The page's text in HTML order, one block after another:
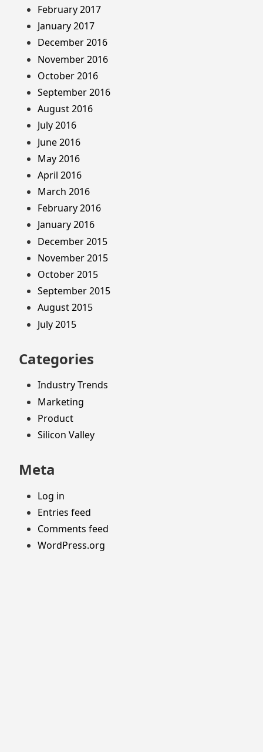
February 2017
January 2017
December 2016
November 2016
October 2016
September 2016
August 2016
July 2016
June 2016
May 2016
April 2016
March 2016
February 2016
January 2016
December 2015
November 2015
October 2015
September 2015
August 2015
July 2015
Categories
Industry Trends
Marketing
Product
Silicon Valley
Meta
Log in
Entries feed
Comments feed
WordPress.org